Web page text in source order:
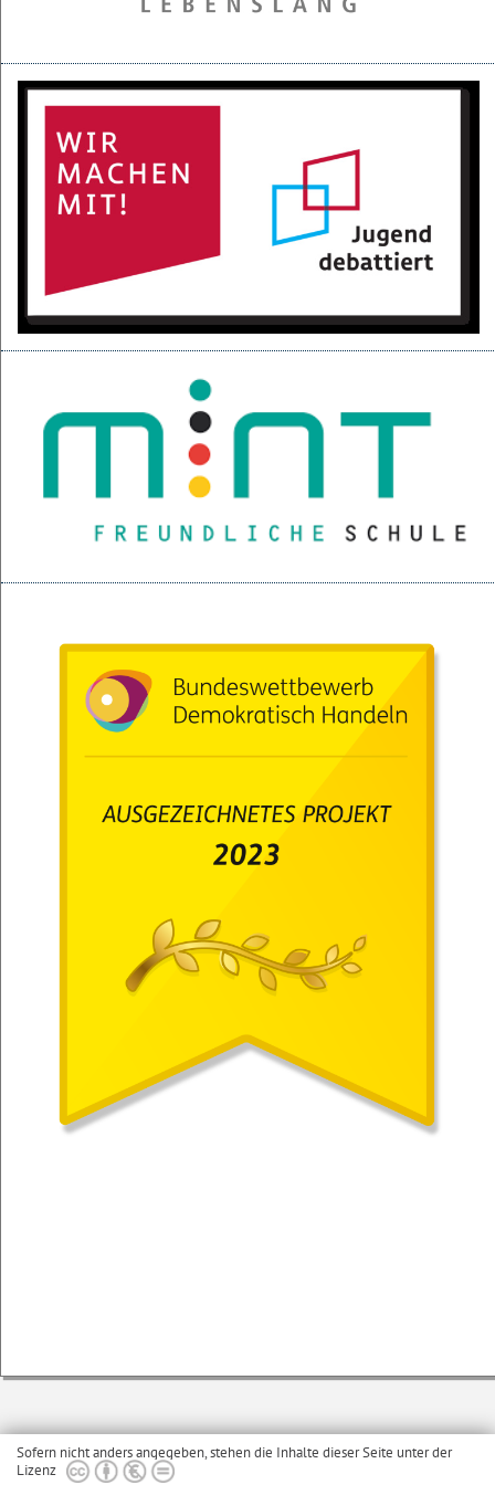
Projektpräsentation der 6d für den BGC
16.05.2025
Kurzfilme über den Izmir-Austausch im Kino
22.04.2025
KI-Fortbildung der Lehrerschaft
Null-Tage-Feier und Ferien!
Sofern nicht anders angegeben, stehen die Inhalte dieser Seite unter der
Lizenz